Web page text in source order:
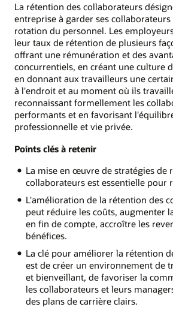
La rétention des collaborateurs
entreprise à garder ses
rotation du personnel. Les
leur taux de rétention de plusieurs
offrant une rémunération et des
concurrentiels, en créant une culture
en donnant aux travailleurs une
à l'endroit et au moment où ils
reconnaissant formellement les
performants et en favorisant
professionnelle et vie privée.
Points clés à retenir
La mise en œuvre de stratégies de
collaborateurs est essentielle pour
L'amélioration de la rétention des
peut réduire les coûts, augmenter
en fin de compte, accroître les
bénéfices.
La clé pour améliorer la rétention
est de créer un environnement de
et bienveillant, de favoriser la
les collaborateurs et leurs
des plans de carrière clairs.